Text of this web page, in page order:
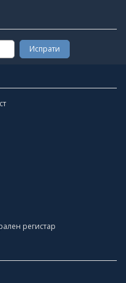
регистар